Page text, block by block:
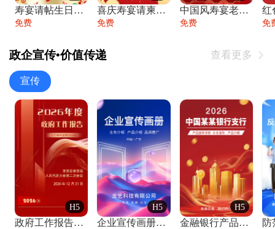
寿宴请帖生日宴邀请函老人寿星生日快乐祝寿
免费
喜庆寿宴请柬老人生日宴会邀请函请柬过大寿
免费
中国风寿宴老人生日宴会邀请函寿宴请帖请柬
免费 免
政企宣传•价值传递 查看更多 
宣传
H5
政府工作报告政府年终工作总结
H5
企业宣传画册公司简介产品介绍业务宣传手册
H5
金融银行产品宣传手册企业宣传产品介绍 防